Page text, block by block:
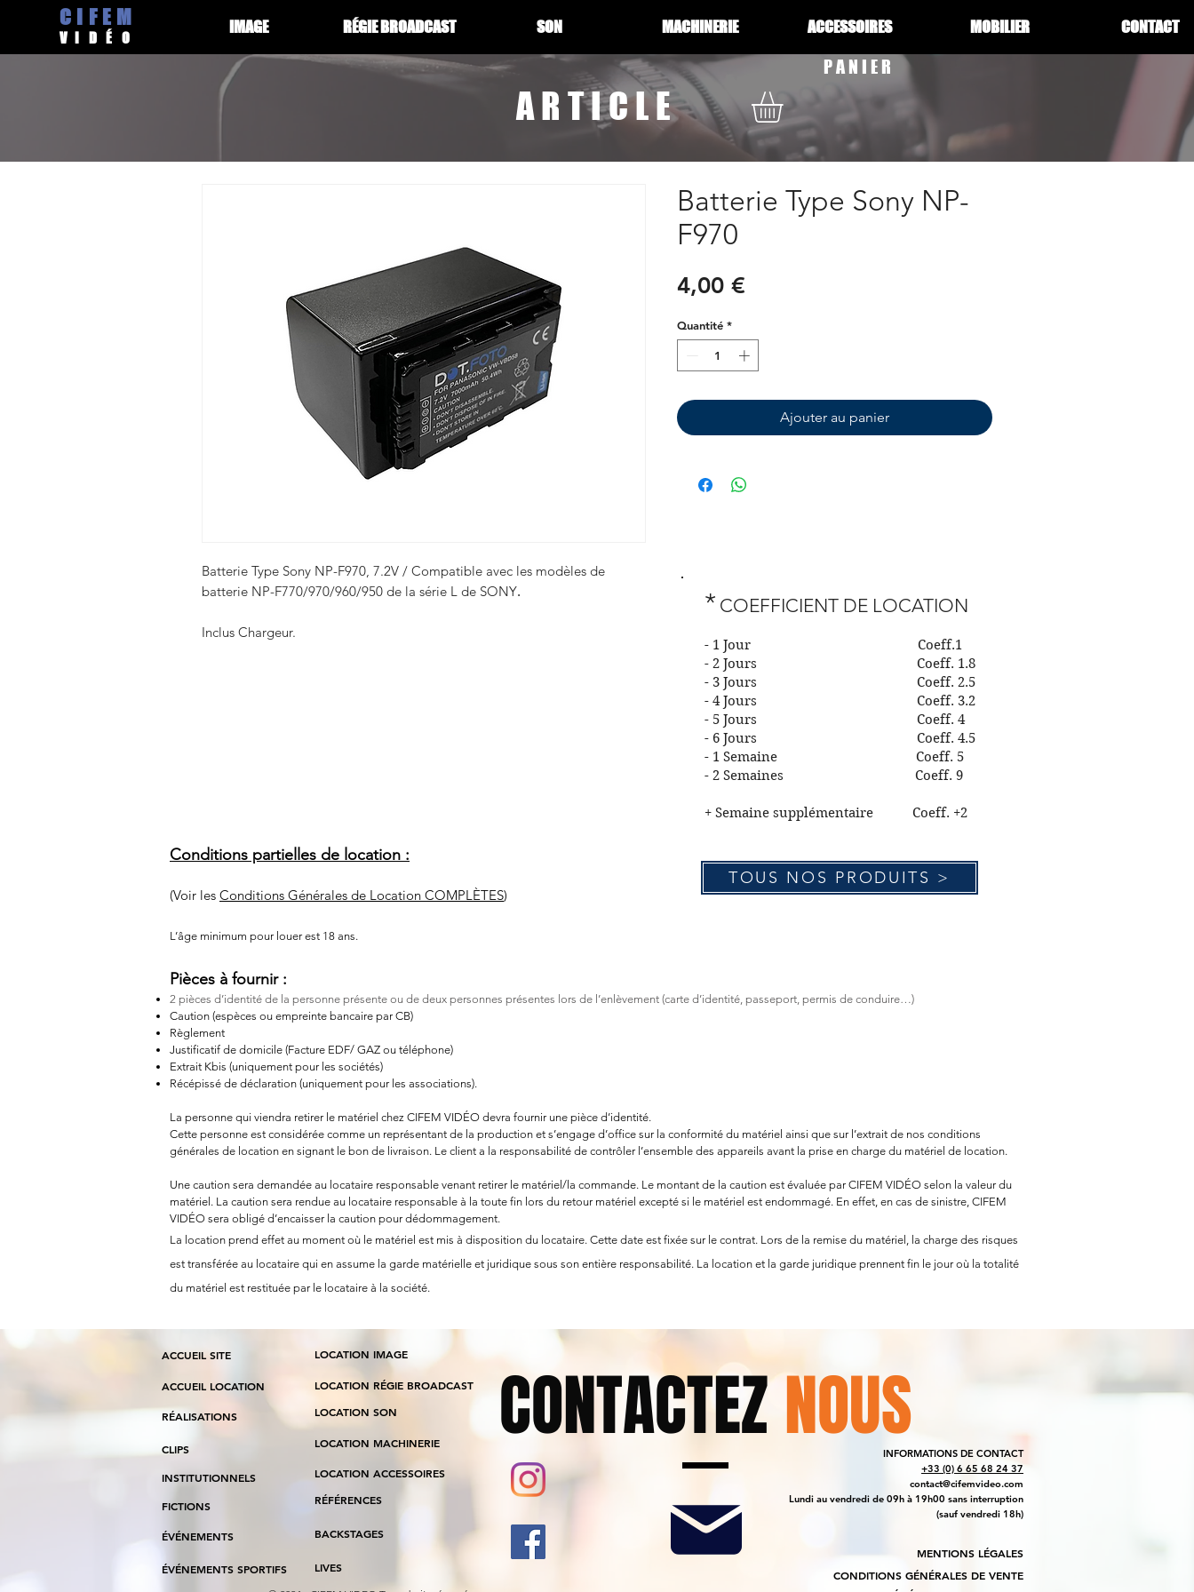
CIFEM
VIDÉ O
IMAGE RÉGIE BROADCAST SON MACHINERIE ACCESSOIRES MOBILIER CONTACT
ARTICLE
PANIER
Batterie Type Sony NP-F970, 7.2V / Compatible avec les modèles de
batterie NP-F770/970/960/950 de la série L de SONY.
Inclus Chargeur.
Batterie Type Sony NP-
F970
4,00 €
Quantité *
Ajouter au panier
* COEFFICIENT DE LOCATION
- 1 Jour Coeff.1
- 2 Jours Coeff. 1.8
- 3 Jours Coeff. 2.5
- 4 Jours Coeff. 3.2
- 5 Jours Coeff. 4
- 6 Jours Coeff. 4.5
- 1 Semaine Coeff. 5
- 2 Semaines Coeff. 9
+ Semaine supplémentaire Coeff. +2
Conditions partielles de location :
(Voir les Conditions Générales de Location COMPLÈTES)
L’âge minimum pour louer est 18 ans.
Pièces à fournir :
2 pièces d’identité de la personne présente ou de deux personnes présentes lors de l’enlèvement (carte d’identité, passeport, permis de conduire…)
Caution (espèces ou empreinte bancaire par CB)
Règlement
Justificatif de domicile (Facture EDF/ GAZ ou téléphone)
Extrait Kbis (uniquement pour les sociétés)
Récépissé de déclaration (uniquement pour les associations).
La personne qui viendra retirer le matériel chez CIFEM VIDÉO devra fournir une pièce d’identité.
Cette personne est considérée comme un représentant de la production et s’engage d’office sur la conformité du matériel ainsi que sur l’extrait de nos conditions
générales de location en signant le bon de livraison. Le client a la responsabilité de contrôler l’ensemble des appareils avant la prise en charge du matériel de location.
Une caution sera demandée au locataire responsable venant retirer le matériel/la commande. Le montant de la caution est évaluée par CIFEM VIDÉO selon la valeur du
matériel. La caution sera rendue au locataire responsable à la toute fin lors du retour matériel excepté si le matériel est endommagé. En effet, en cas de sinistre, CIFEM
VIDÉO sera obligé d’encaisser la caution pour dédommagement.
La location prend effet au moment où le matériel est mis à disposition du locataire. Cette date est fixée sur le contrat. Lors de la remise du matériel, la charge des risques
est transférée au locataire qui en assume la garde matérielle et juridique sous son entière responsabilité. La location et la garde juridique prennent fin le jour où la totalité
du matériel est restituée par le locataire à la société.
TOUS NOS PRODUITS >
ACCUEIL SITE
ACCUEIL LOCATION
RÉALISATIONS
CLIPS
INSTITUTIONNELS
FICTIONS
ÉVÉNEMENTS
ÉVÉNEMENTS SPORTIFS
CONTACTEZNOUS
LOCATION IMAGE
LOCATION RÉGIE BROADCAST
LOCATION SON
LOCATION MACHINERIE
INFORMATIONS DE CONTACT
+33 (0) 6 65 68 24 37
contact@cifemvideo.com
Lundi au vendredi de 09h à 19h00 sans interruption
(sauf vendredi 18h)
LOCATION ACCESSOIRES
RÉFÉRENCES
BACKSTAGES
LIVES
MENTIONS LÉGALES
CONDITIONS GÉNÉRALES DE VENTE